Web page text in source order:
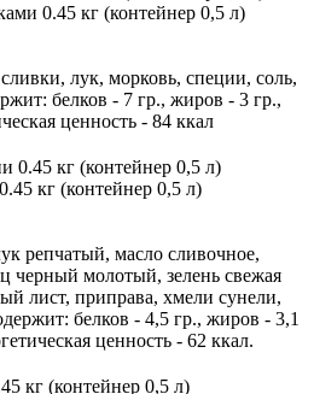
0.45 кг (контейнер 0,5 л)
лук, морковь, специи, cоль,
белков - 7 гр., жиров - 3 гр.,
ценность - 84 ккал
кг (контейнер 0,5 л)
репчатый, масло сливочное,
черный молотый, зелень свежая
лист, приправа, хмели сунели,
белков - 4,5 гр., жиров - 3,1
ценность - 62 ккал.